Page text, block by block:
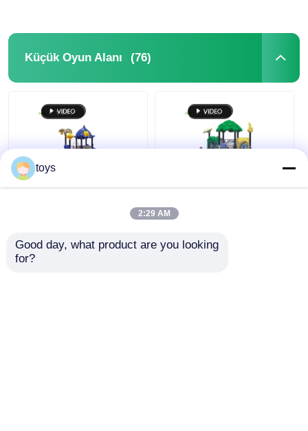
Küçük Oyun Alanı (76)
Küçük Oyun Alanı Set
OEM Servisi Mümkün
Anti Crack
Küçük Oyun Alanı
Eğlence Parkı
Ücretsiz Özel Tasarım
toys
2:29 AM
Good day, what product are you looking
for?